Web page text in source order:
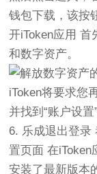
钱包下载，该按
开iToken应用 首
和数字资产。
iToken将要求您
并找到“账户设置
6. 乐成退出登录
置页面 在
安装了最新版本